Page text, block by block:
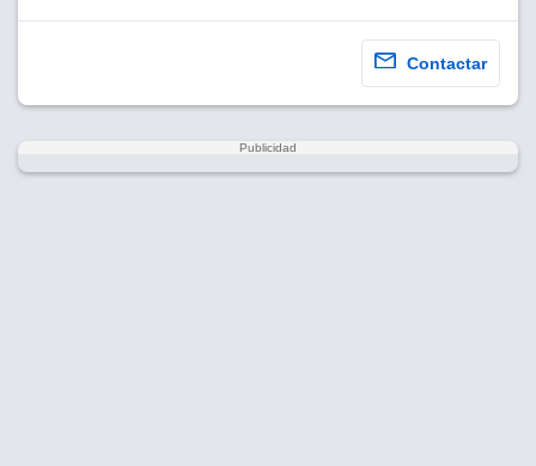
Contactar